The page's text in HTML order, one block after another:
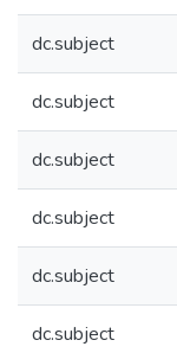
dc.subject
dc.subject
dc.subject
dc.subject
dc.subject
dc.subject